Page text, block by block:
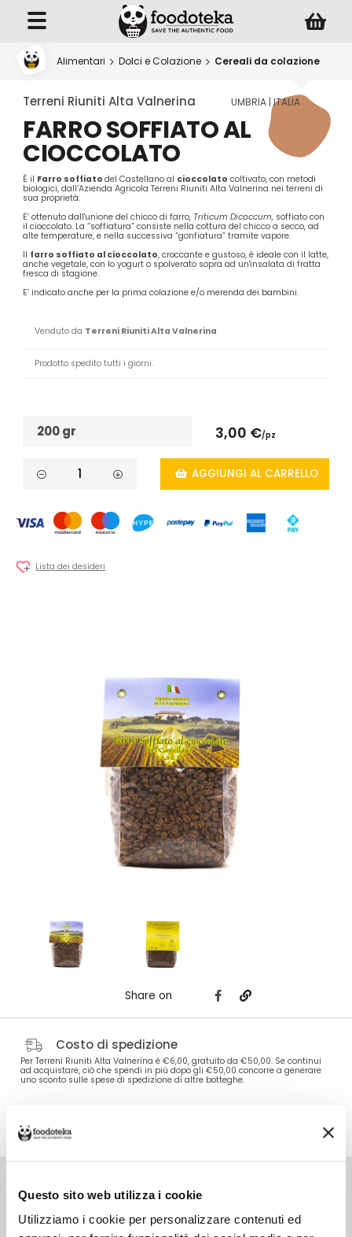
Questo sito web utilizza i cookie
Utilizziamo i cookie per personalizzare contenuti ed
Alimentari Dolci e Colazione Cereali da colazione
Terreni Riuniti Alta Valnerina UMBRIA | ITALIA
FARRO SOFFIATO AL
CIOCCOLATO
È il Farro soffiatodel Castellano al cioccolato coltivato, con metodi
biologici, dall’Azienda Agricola Terreni Riuniti Alta Valnerina nei terreni di
sua proprietà.
E’ ottenuto dall'unione del chicco di farro, Triticum Dicoccum, soffiato con
il cioccolato. La “soffiatura” consiste nella cottura del chicco a secco, ad
alte temperature, e nella successiva “gonfiatura” tramite vapore.
Il farro soffiato al cioccolato, croccante e gustoso, è ideale con il latte,
anche vegetale, con lo yogurt o spolverato sopra ad un'insalata di fratta
fresca di stagione.
E’ indicato anche per la prima colazione e/o merenda dei bambini.
Venduto da Terreni Riuniti Alta Valnerina
Prodotto spedito tutti i giorni.
200 gr 3,00 €/pz
AGGIUNGI AL CARRELLO
Lista dei desideri
Share on
Costo di spedizione
Per Terreni Riuniti Alta Valnerina è €6,00, gratuito da €50,00. Se continui
ad acquistare, ciò che spendi in più dopo gli €50,00 concorre a generare
uno sconto sulle spese di spedizione di altre botteghe.
35%min.), olio di girasole, sciroppo di glucosio, fruttosio.
Conservare in ambiente fresco e asciutto al riparo da raggi
solari e fonti di calore.